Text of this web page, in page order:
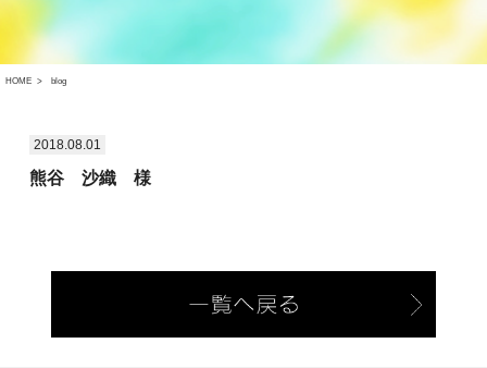
HOME blog
2018.08.01
熊谷 沙織 様